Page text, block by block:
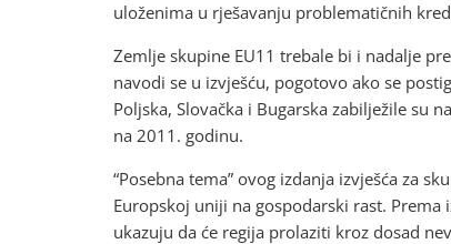
uloženima u rješavanju problematičnih
Zemlje skupine EU11 trebale bi i nadalje
navodi se u izvješću, pogotovo ako se
Poljska, Slovačka i Bugarska zabilježile su
na 2011. godinu.
“Posebna tema” ovog izdanja izvješća za
Europskoj uniji na gospodarski rast.
ukazuju da će regija prolaziti kroz dosad